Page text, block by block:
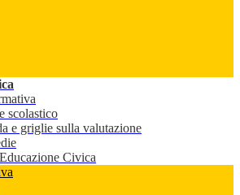
scolastico
e griglie sulla valutazione
Civica